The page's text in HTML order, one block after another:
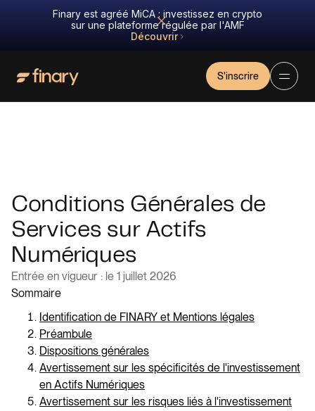
Finary est agréé MiCA : investissez en crypto
sur une plateforme régulée par l'AMF
Découvrir
S'inscrire
Conditions Générales de
Services sur Actifs
Numériques
Entrée en vigueur : le 1 juillet 2026
Sommaire
Identification de FINARY et Mentions légales
Préambule
Dispositions générales
Avertissement sur les spécificités de l'investissement
en Actifs Numériques
Avertissement sur les risques liés à l'investissement